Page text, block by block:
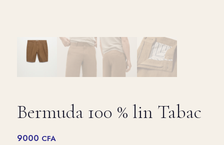
Bermuda 100 % lin Tabac
9000 CFA